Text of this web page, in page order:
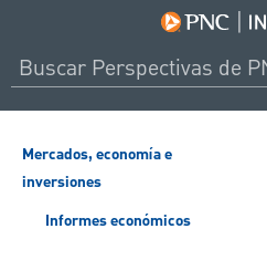
Mercados, economía e
inversiones
Informes económicos